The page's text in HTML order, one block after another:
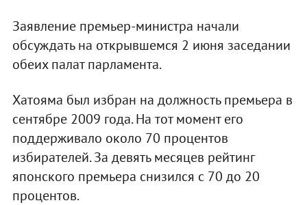
Заявление премьер-министра начали
обсуждать на открывшемся 2 июня заседании
обеих палат парламента.
Хатояма был избран на должность премьера в
сентябре 2009 года. На тот момент его
поддерживало около 70 процентов
избирателей. За девять месяцев рейтинг
японского премьера снизился с 70 до 20
процентов.